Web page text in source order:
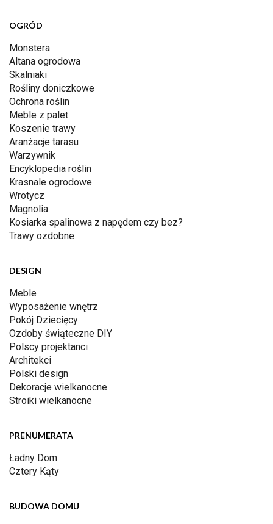
OGRÓD
Monstera
Altana ogrodowa
Skalniaki
Rośliny doniczkowe
Ochrona roślin
Meble z palet
Koszenie trawy
Aranżacje tarasu
Warzywnik
Encyklopedia roślin
Krasnale ogrodowe
Wrotycz
Magnolia
Kosiarka spalinowa z napędem czy bez?
Trawy ozdobne
DESIGN
Meble
Wyposażenie wnętrz
Pokój Dziecięcy
Ozdoby świąteczne DIY
Polscy projektanci
Architekci
Polski design
Dekoracje wielkanocne
Stroiki wielkanocne
PRENUMERATA
Ładny Dom
Cztery Kąty
BUDOWA DOMU